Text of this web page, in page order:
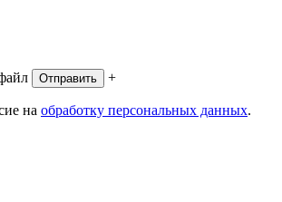
Отправить +
на обработку персональных данных.